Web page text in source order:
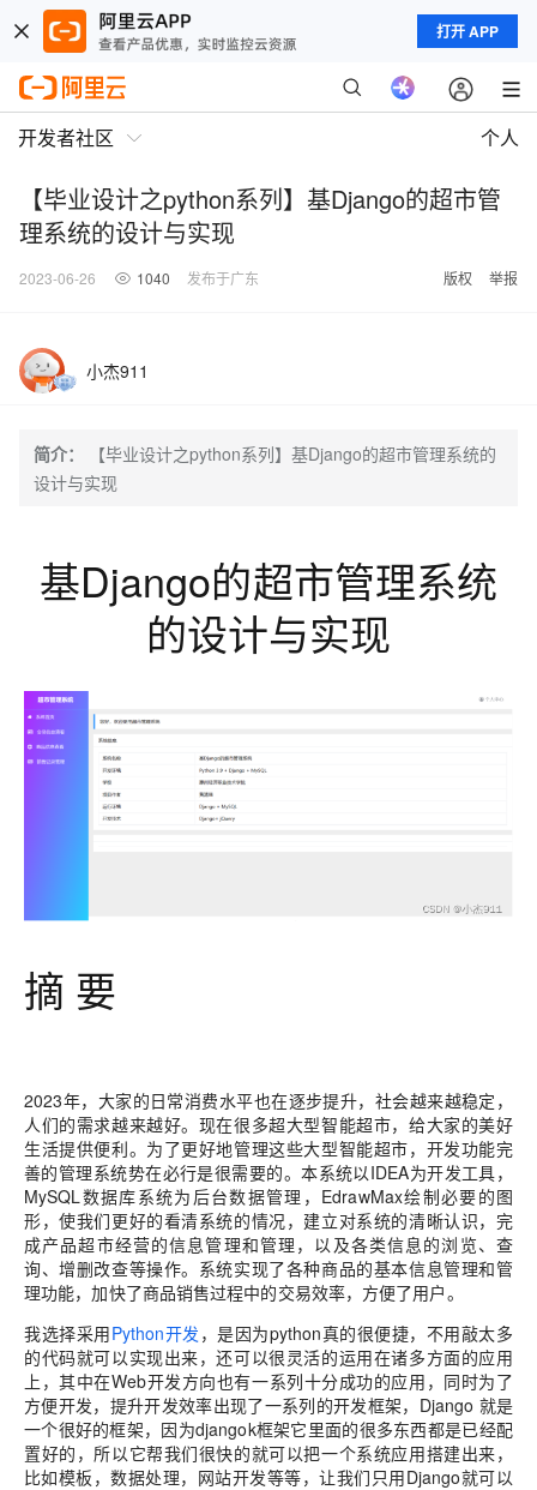
打开 APP
开发者社区 个人
【毕业设计之python系列】基Django的超市管
理系统的设计与实现
2023-06-26 1040 发布于广东 版权 举报
小杰911
简介：
【毕业设计之python系列】基Django的超市管理系统的
设计与实现
基Django的超市管理系统
的设计与实现
摘 要
2023年，大家的日常消费水平也在逐步提升，社会越来越稳定，
人们的需求越来越好。现在很多超大型智能超市，给大家的美好
生活提供便利。为了更好地管理这些大型智能超市，开发功能完
善的管理系统势在必行是很需要的。本系统以IDEA为开发工具，
MySQL数据库系统为后台数据管理，EdrawMax绘制必要的图
形，使我们更好的看清系统的情况，建立对系统的清晰认识，完
成产品超市经营的信息管理和管理，以及各类信息的浏览、查
询、增删改查等操作。系统实现了各种商品的基本信息管理和管
理功能，加快了商品销售过程中的交易效率，方便了用户。
我选择采用Python开发 ，是因为python真的很便捷，不用敲太多
的代码就可以实现出来，还可以很灵活的运用在诸多方面的应用
上，其中在Web开发方向也有一系列十分成功的应用，同时为了
方便开发，提升开发效率出现了一系列的开发框架，Django 就是
一个很好的框架，因为djangok框架它里面的很多东西都是已经配
置好的，所以它帮我们很快的就可以把一个系统应用搭建出来，
比如模板，数据处理，网站开发等等，让我们只用Django就可以